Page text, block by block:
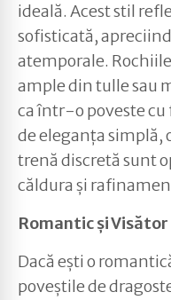
ideală. Acest stil
sofisticată,
atemporale.
ample din tulle sau
ca într-o poveste cu
de eleganța simplă,
trenă discretă sunt
căldura și
Romantic și Visător
Dacă ești o
poveștile de